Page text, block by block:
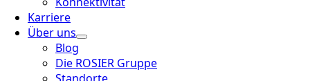
Karriere
Über uns
Blog
Die ROSIER Gruppe